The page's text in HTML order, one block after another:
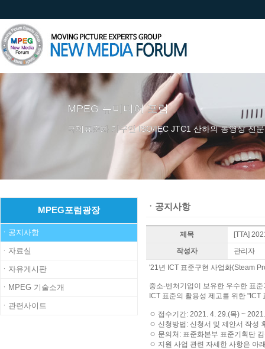
MPEG 뉴미디어 포럼
국제표준화 기구인 ISO/IEC JTC1 산하의 동영상 전
MPEG포럼광장
ㆍ공지사항
ㆍ자료실
ㆍ자유게시판
ㆍMPEG 기술소개
ㆍ관련사이트
ㆍ공지사항
제목
[TTA]
작성자
관리자
'21년 ICT 표준구현 사업화(Steam
중소-벤처기업이 보유한 우수한 표
ICT 표준의 활용성 제고를 위한
ㅇ 접수기간: 2021. 4. 29.(목) ~
ㅇ 신청방법: 신청서 및 제안서 작성
ㅇ 문의처: 표준화본부 표준기획단
ㅇ 지원 사업 관련 자세한 사항은 아